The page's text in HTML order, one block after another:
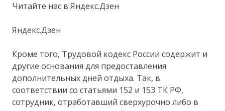
Читайте нас в Яндекс.Дзен
Яндекс.Дзен
Кроме того, Трудовой кодекс России содержит и
другие основания для предоставления
дополнительных дней отдыха. Так, в
соответствии со статьями 152 и 153 ТК РФ,
сотрудник, отработавший сверхурочно либо в